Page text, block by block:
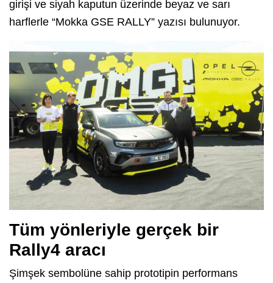
girişi ve siyah kaputun üzerinde beyaz ve sarı
harflerle “Mokka GSE RALLY” yazısı bulunuyor.
Tüm yönleriyle gerçek bir
Rally4 aracı
Şimşek sembolüne sahip prototipin performans